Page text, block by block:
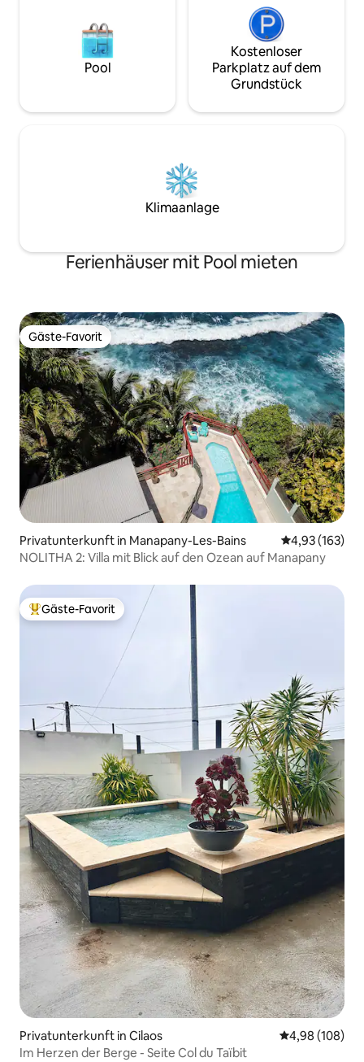
Pool
Kostenloser
Parkplatz auf dem
Grundstück
Klimaanlage
Ferienhäuser mit Pool mieten
Gäste-Favorit
Gäste-Favorit
Privatunterkunft in Manapany-Les-Bains
4,93 (163)
NOLITHA 2: Villa mit Blick auf den Ozean auf Manapany
Beliebter Gäste-Favorit.
Gäste-Favorit
Privatunterkunft in Cilaos
4,98 (108)
Im Herzen der Berge - Seite Col du Taïbit